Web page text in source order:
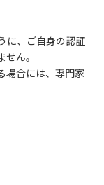
に、ご自身の認証
ん。
場合には、専門家